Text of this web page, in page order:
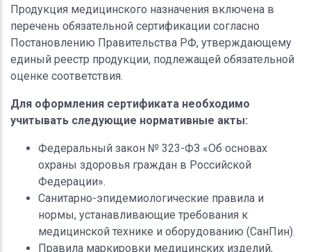
Продукция медицинского назначения включена в
перечень обязательной сертификации согласно
Постановлению Правительства РФ, утверждающему
единый реестр продукции, подлежащей обязательной
оценке соответствия.
Для оформления сертификата необходимо
учитывать следующие нормативные акты:
Федеральный закон № 323-ФЗ «Об основах
охраны здоровья граждан в Российской
Федерации».
Санитарно-эпидемиологические правила и
нормы, устанавливающие требования к
медицинской технике и оборудованию (СанПин).
Правила маркировки медицинских изделий,